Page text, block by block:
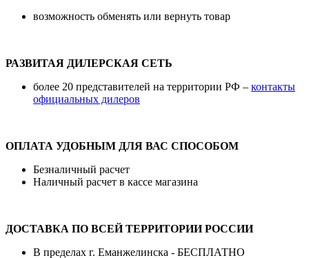
возможность обменять или вернуть товар
РАЗВИТАЯ ДИЛЕРСКАЯ СЕТЬ
более 20 представителей на территории РФ – контакты
официальных дилеров
ОПЛАТА УДОБНЫМ ДЛЯ ВАС СПОСОБОМ
Безналичный расчет
Наличный расчет в кассе магазина
ДОСТАВКА ПО ВСЕЙ ТЕРРИТОРИИ РОССИИ
В пределах г. Еманжелинска - БЕСПЛАТНО